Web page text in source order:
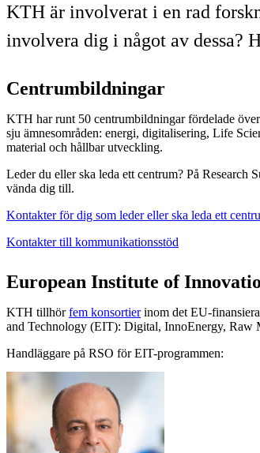
KTH är involverat i en rad
involvera dig i något av dessa?
Centrumbildningar
KTH har runt 50 centrumbildningar fördelade
sju ämnesområden: energi, digitalisering, Life
material och hållbar utveckling.
Leder du eller ska leda ett centrum? På Research
vända dig till.
Kontakter för dig som leder eller ska leda ett
Kontakter till kommunikationsstöd
European Institute of
KTH tillhörfem konsortierinom det EU-
and Technology (EIT): Digital, InnoEnergy, Raw
Handläggare på RSO för EIT-programmen: